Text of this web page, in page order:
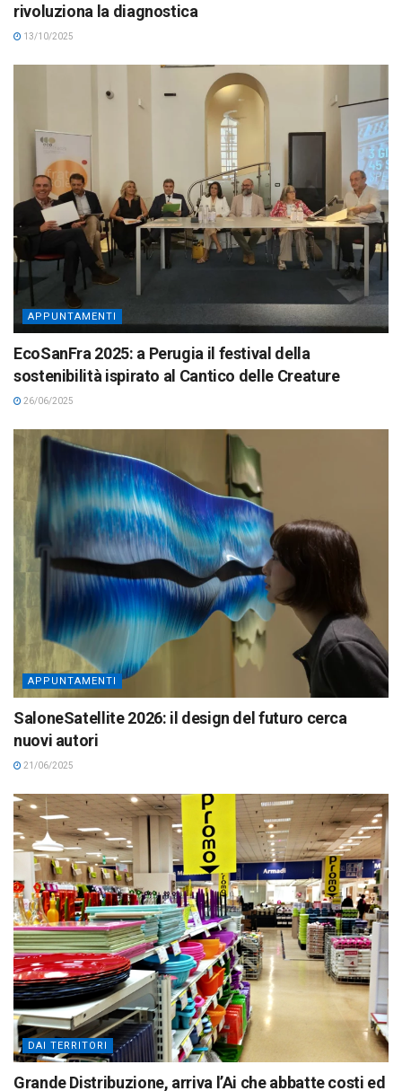
rivoluziona la diagnostica
13/10/2025
APPUNTAMENTI
EcoSanFra 2025: a Perugia il festival della
sostenibilità ispirato al Cantico delle Creature
26/06/2025
APPUNTAMENTI
SaloneSatellite 2026: il design del futuro cerca
nuovi autori
21/06/2025
DAI TERRITORI
Grande Distribuzione, arriva l’Ai che abbatte costi ed